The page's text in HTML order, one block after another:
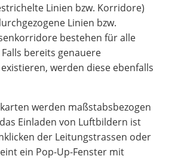
Linien bzw. Korridore)
Linien bzw.
bestehen für alle
bereits genauere
werden diese ebenfalls
werden maßstabsbezogen
Einladen von Luftbildern ist
der Leitungstrassen oder
ein Pop-Up-Fenster mit